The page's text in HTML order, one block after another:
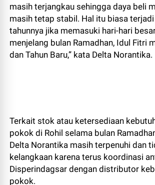
masih terjangkau sehingga daya beli
masih tetap stabil. Hal itu biasa
tahunnya jika memasuki hari-hari
menjelang bulan Ramadhan, Idul Fitri
dan Tahun Baru,” kata Delta Norantika.
Terkait stok atau ketersediaan
pokok di Rohil selama bulan
Delta Norantika masih terpenuhi dan
kelangkaan karena terus koordinasi
Disperindagsar dengan distributor
pokok.